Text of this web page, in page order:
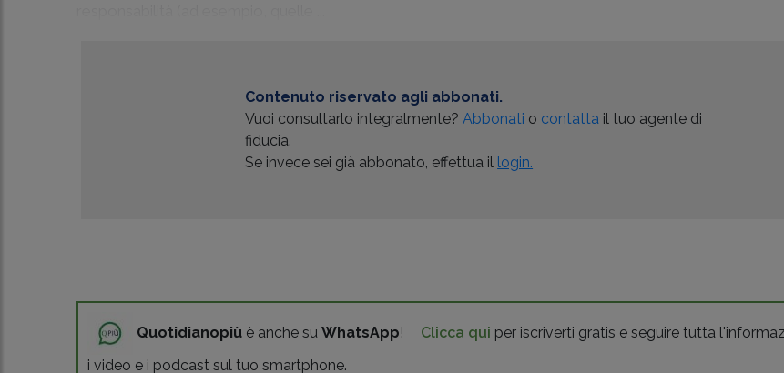
Contenuto riservato agli abbonati.
Vuoi consultarlo integralmente?Abbonati o contatta il tuo agente di
fiducia.
Se invece sei già abbonato, effettua il login.
Quotidianopiù è anche suWhatsApp! Clicca qui per iscriverti gratis e seguire tutta
i video e i podcast sul tuo smartphone.